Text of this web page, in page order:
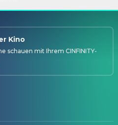
Kino
schauen mit Ihrem CINFINITY-